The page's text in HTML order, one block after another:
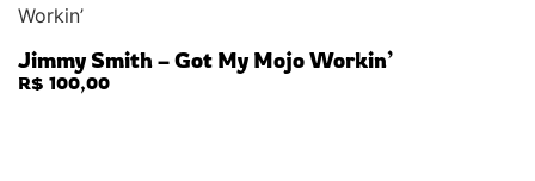
Workin’
Jimmy Smith – Got My Mojo Workin’
R$ 100,00